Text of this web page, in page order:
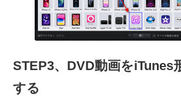
STEP3、DVD動画をiTunes
する